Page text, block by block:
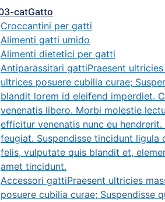
Gatto
Croccantini per gatti
Alimenti gatti umido
Alimenti dietetici per gatti
Antiparassitari gattiPraesent
ultrices posuere cubilia curae;
blandit lorem id eleifend imperdiet.
venenatis libero. Morbi molestie
efficitur venenatis nunc eu
feugiat. Suspendisse tincidunt
felis, vulputate quis blandit et,
amet tincidunt.
Accessori gattiPraesent ultricies
posuere cubilia curae; Suspendisse